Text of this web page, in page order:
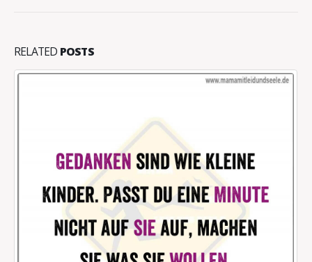
RELATED POSTS